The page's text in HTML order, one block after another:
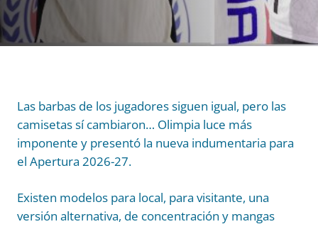
Las barbas de los jugadores siguen igual, pero las
camisetas sí cambiaron… Olimpia luce más
imponente y presentó la nueva indumentaria para
el Apertura 2026-27.
Existen modelos para local, para visitante, una
versión alternativa, de concentración y mangas